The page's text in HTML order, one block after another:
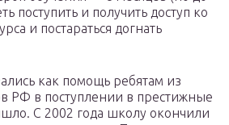
поступить и получить доступ ко
и постараться догнать
как помощь ребятам из
РФ в поступлении в престижные
С 2002 года школу окончили